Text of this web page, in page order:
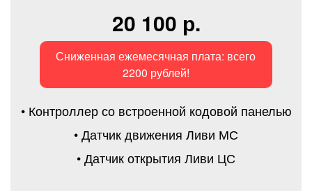
20 100 р.
Сниженная ежемесячная плата: всего
2200 рублей!
• Контроллер со встроенной кодовой панелью
• Датчик движения Ливи МС
• Датчик открытия Ливи ЦС